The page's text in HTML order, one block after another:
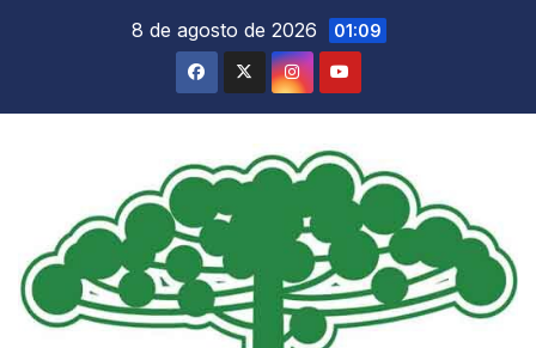
8 de agosto de 2026 01:09